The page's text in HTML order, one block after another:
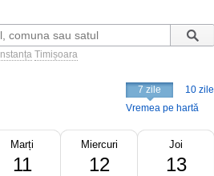
Timișoara
7 zile
10 zile
Vremea pe hartă
Marți
11
Miercuri
12
Joi
13